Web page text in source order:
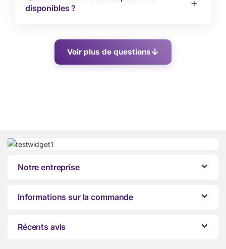
disponibles ?
Voir plus de questions
Notre entreprise
Informations sur la commande
Récents avis